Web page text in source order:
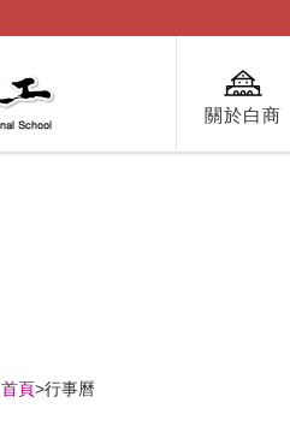
關於白商
首頁>行事曆